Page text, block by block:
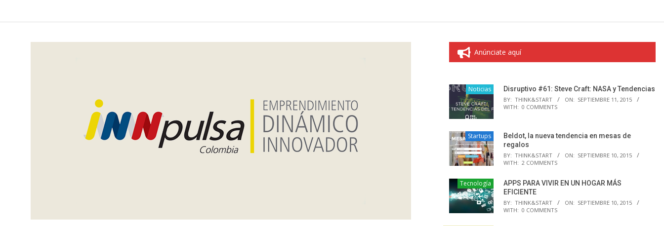
Anúnciate aquí
Noticias Disruptivo #61: Steve Craft: NASA y Tendencias
BY: THINK&START ON: SEPTIEMBRE 11, 2015
WITH: 0 COMMENTS
Startups
Beldot, la nueva tendencia en mesas de
regalos
BY: THINK&START ON: SEPTIEMBRE 10, 2015
WITH: 2 COMMENTS
Tecnología
APPS PARA VIVIR EN UN HOGAR MÁS
EFICIENTE
BY: THINK&START ON: SEPTIEMBRE 10, 2015
WITH: 0 COMMENTS